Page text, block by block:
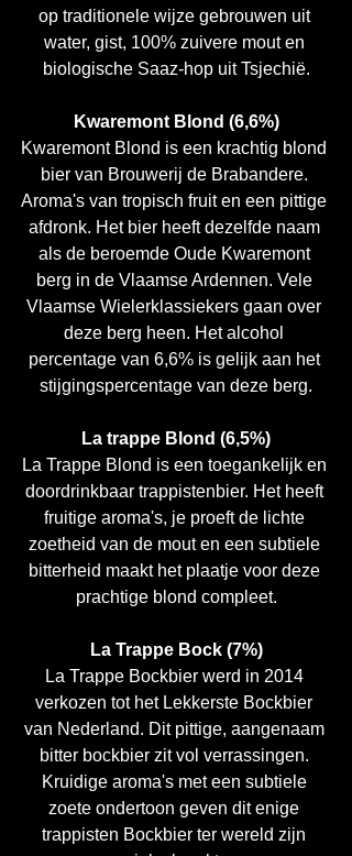
op traditionele wijze gebrouwen uit
water, gist, 100% zuivere mout en
biologische Saaz-hop uit Tsjechië.
Kwaremont Blond (6,6%)
Kwaremont Blond is een krachtig blond
bier van Brouwerij de Brabandere.
Aroma's van tropisch fruit en een pittige
afdronk. Het bier heeft dezelfde naam
als de beroemde Oude Kwaremont
berg in de Vlaamse Ardennen. Vele
Vlaamse Wielerklassiekers gaan over
deze berg heen. Het alcohol
percentage van 6,6% is gelijk aan het
stijgingspercentage van deze berg.
La trappe Blond (6,5%)
La Trappe Blond is een toegankelijk en
doordrinkbaar trappistenbier. Het heeft
fruitige aroma's, je proeft de lichte
zoetheid van de mout en een subtiele
bitterheid maakt het plaatje voor deze
prachtige blond compleet.
La Trappe Bock (7%)
La Trappe Bockbier werd in 2014
verkozen tot het Lekkerste Bockbier
van Nederland. Dit pittige, aangenaam
bitter bockbier zit vol verrassingen.
Kruidige aroma's met een subtiele
zoete ondertoon geven dit enige
trappisten Bockbier ter wereld zijn